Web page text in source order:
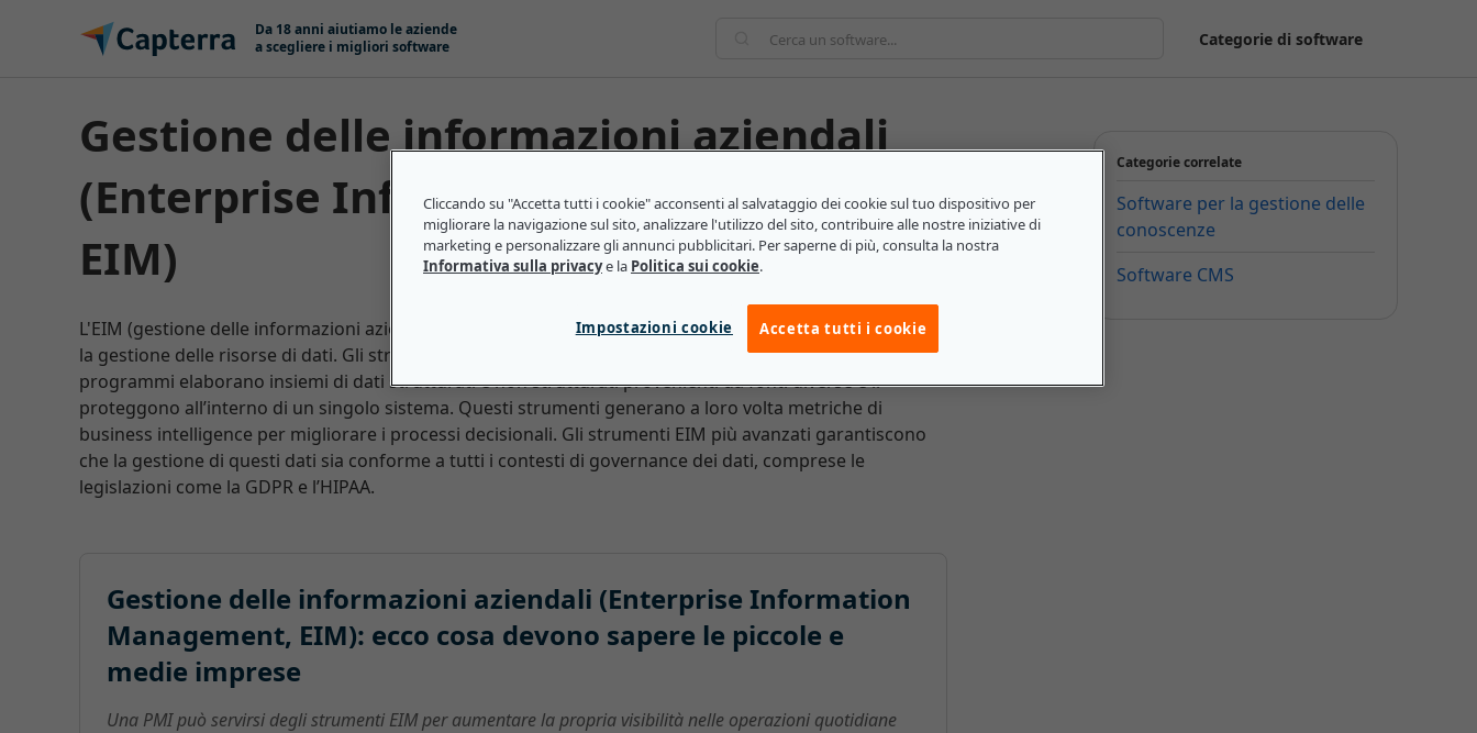
Salta e vai al contenuto
Da 18 anni aiutiamo le aziende
a scegliere i migliori software
Categorie di software
Gestione delle informazioni aziendali
(Enterprise Information Management,
EIM)
L'EIM (gestione delle informazioni aziendali) comprende l'elaborazione, la descrizione, l'archiviazione e
la gestione delle risorse di dati. Gli strumenti digitali automatizzano il processo di EIM. Questi
programmi elaborano insiemi di dati strutturati e non strutturati provenienti da fonti diverse e li
proteggono all’interno di un singolo sistema. Questi strumenti generano a loro volta metriche di
business intelligence per migliorare i processi decisionali. Gli strumenti EIM più avanzati garantiscono
che la gestione di questi dati sia conforme a tutti i contesti di governance dei dati, comprese le
legislazioni come la GDPR e l’HIPAA.
Gestione delle informazioni aziendali (Enterprise Information
Management, EIM): ecco cosa devono sapere le piccole e
medie imprese
Una PMI può servirsi degli strumenti EIM per aumentare la propria visibilità nelle operazioni quotidiane
Categorie correlate
Software per la gestione delle
conoscenze
Software CMS
Cliccando su "Accetta tutti i cookie" acconsenti al salvataggio dei cookie sul tuo dispositivo per
migliorare la navigazione sul sito, analizzare l'utilizzo del sito, contribuire alle nostre iniziative di
marketing e personalizzare gli annunci pubblicitari. Per saperne di più, consulta la nostra
Informativa sulla privacye la Politica sui cookie.
Impostazioni cookie Accetta tutti i cookie